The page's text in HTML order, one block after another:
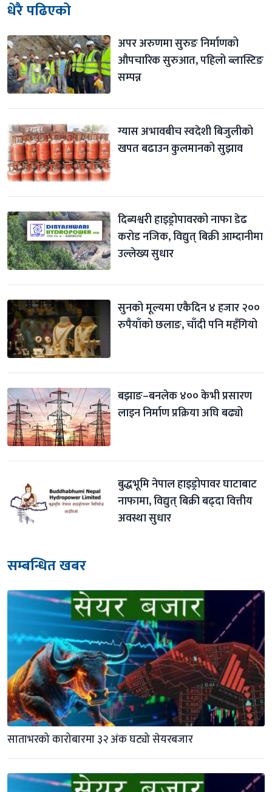
धेरै पढिएको
अपर अरुणमा सुरुङ निर्माणको
औपचारिक सुरुआत, पहिलो ब्लास्टिङ
सम्पन्न
ग्यास अभावबीच स्वदेशी बिजुलीको
खपत बढाउन कुलमानको सुझाव
दिब्यश्वरी हाइड्रोपावरको नाफा डेढ
करोड नजिक, विद्युत् बिक्री आम्दानीमा
उल्लेख्य सुधार
सुनको मूल्यमा एकैदिन ४ हजार २००
रुपैयाँको छलाङ, चाँदी पनि महँगियो
बझाङ–बनलेक ४०० केभी प्रसारण
लाइन निर्माण प्रक्रिया अघि बढ्यो
बुद्धभूमि नेपाल हाइड्रोपावर घाटाबाट
नाफामा, विद्युत् बिक्री बढ्दा वित्तीय
अवस्था सुधार
सम्बन्धित खबर
साताभरको कारोबारमा ३२ अंक घट्यो सेयरबजार